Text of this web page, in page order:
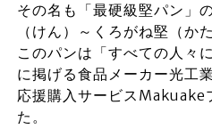
その名も「最硬級堅パン」
（けん）～くろがね堅（か
このパンは「すべての人々
に掲げる食品メーカー光工
応援購入サービスMakuake
た。